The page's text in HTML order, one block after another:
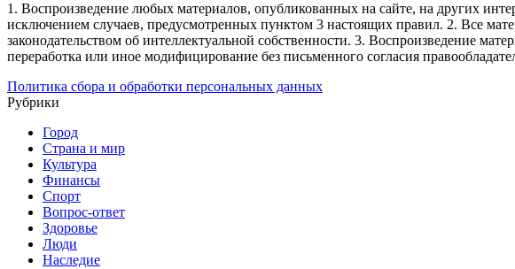
1. Воспроизведение любых материалов, опубликованных на сайте, на других
исключением случаев, предусмотренных пунктом 3 настоящих правил. 2. Все
законодательством об интеллектуальной собственности. 3. Воспроизведение
переработка или иное модифицирование без письменного согласия
Политика сбора и обработки персональных данных
Рубрики
Город
Страна и мир
Культура
Финансы
Спорт
Вопрос-ответ
Здоровье
Люди
Наследие